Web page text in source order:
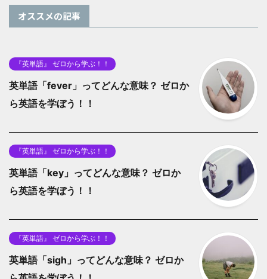
オススメの記事
『英単語』 ゼロから学ぶ！！
英単語「fever」ってどんな意味？ ゼロか
ら英語を学ぼう！！
『英単語』 ゼロから学ぶ！！
英単語「key」ってどんな意味？ ゼロか
ら英語を学ぼう！！
『英単語』 ゼロから学ぶ！！
英単語「sigh」ってどんな意味？ ゼロか